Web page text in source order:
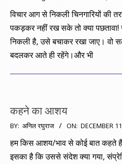
04-
विचार आग से निकली चिनगारियों की
पकड़कर नहीं रख सके तो क्या
निकली है, उसे बचाकर रखा जाए। वो
बदलकर आते ही रहेंगे।और भी
कहने का आशय
2011-
12-
BY: अनिल रघुराज ON: DECEMBER
हम किस आशय/भाव से कोई बात कहते
इसका है कि उससे संदेश क्या गया,